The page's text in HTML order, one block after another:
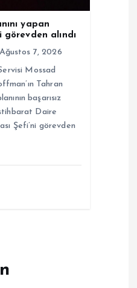
yapan
alındı
Ağustos 7, 2026
Mossad
Tahran
başarısız
Daire
Şefi’ni görevden